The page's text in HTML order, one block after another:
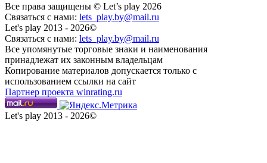
Все права защищены © Let’s play 2026
Связаться с нами: lets_play.by@mail.ru
Let's play 2013 - 2026©
Связаться с нами: lets_play.by@mail.ru
Все упомянутые торговые знаки и наименования
принадлежат их законным владельцам
Копирование материалов допускается только с
использованием ссылки на сайт
Партнер проекта winrating.ru
Let's play 2013 - 2026©